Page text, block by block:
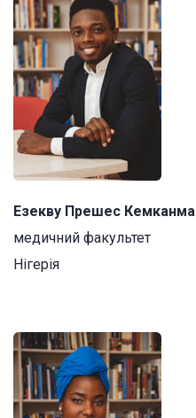
Езекву Прешес Кемканма
медичний факультет
Нігерія